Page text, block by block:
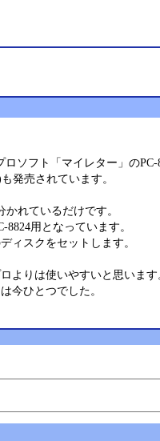
ソフト「マイレター」のPC-
発売されています。
れているだけです。
用となっています。
ィスクをセットします。
よりは使いやすいと思います
今ひとつでした。